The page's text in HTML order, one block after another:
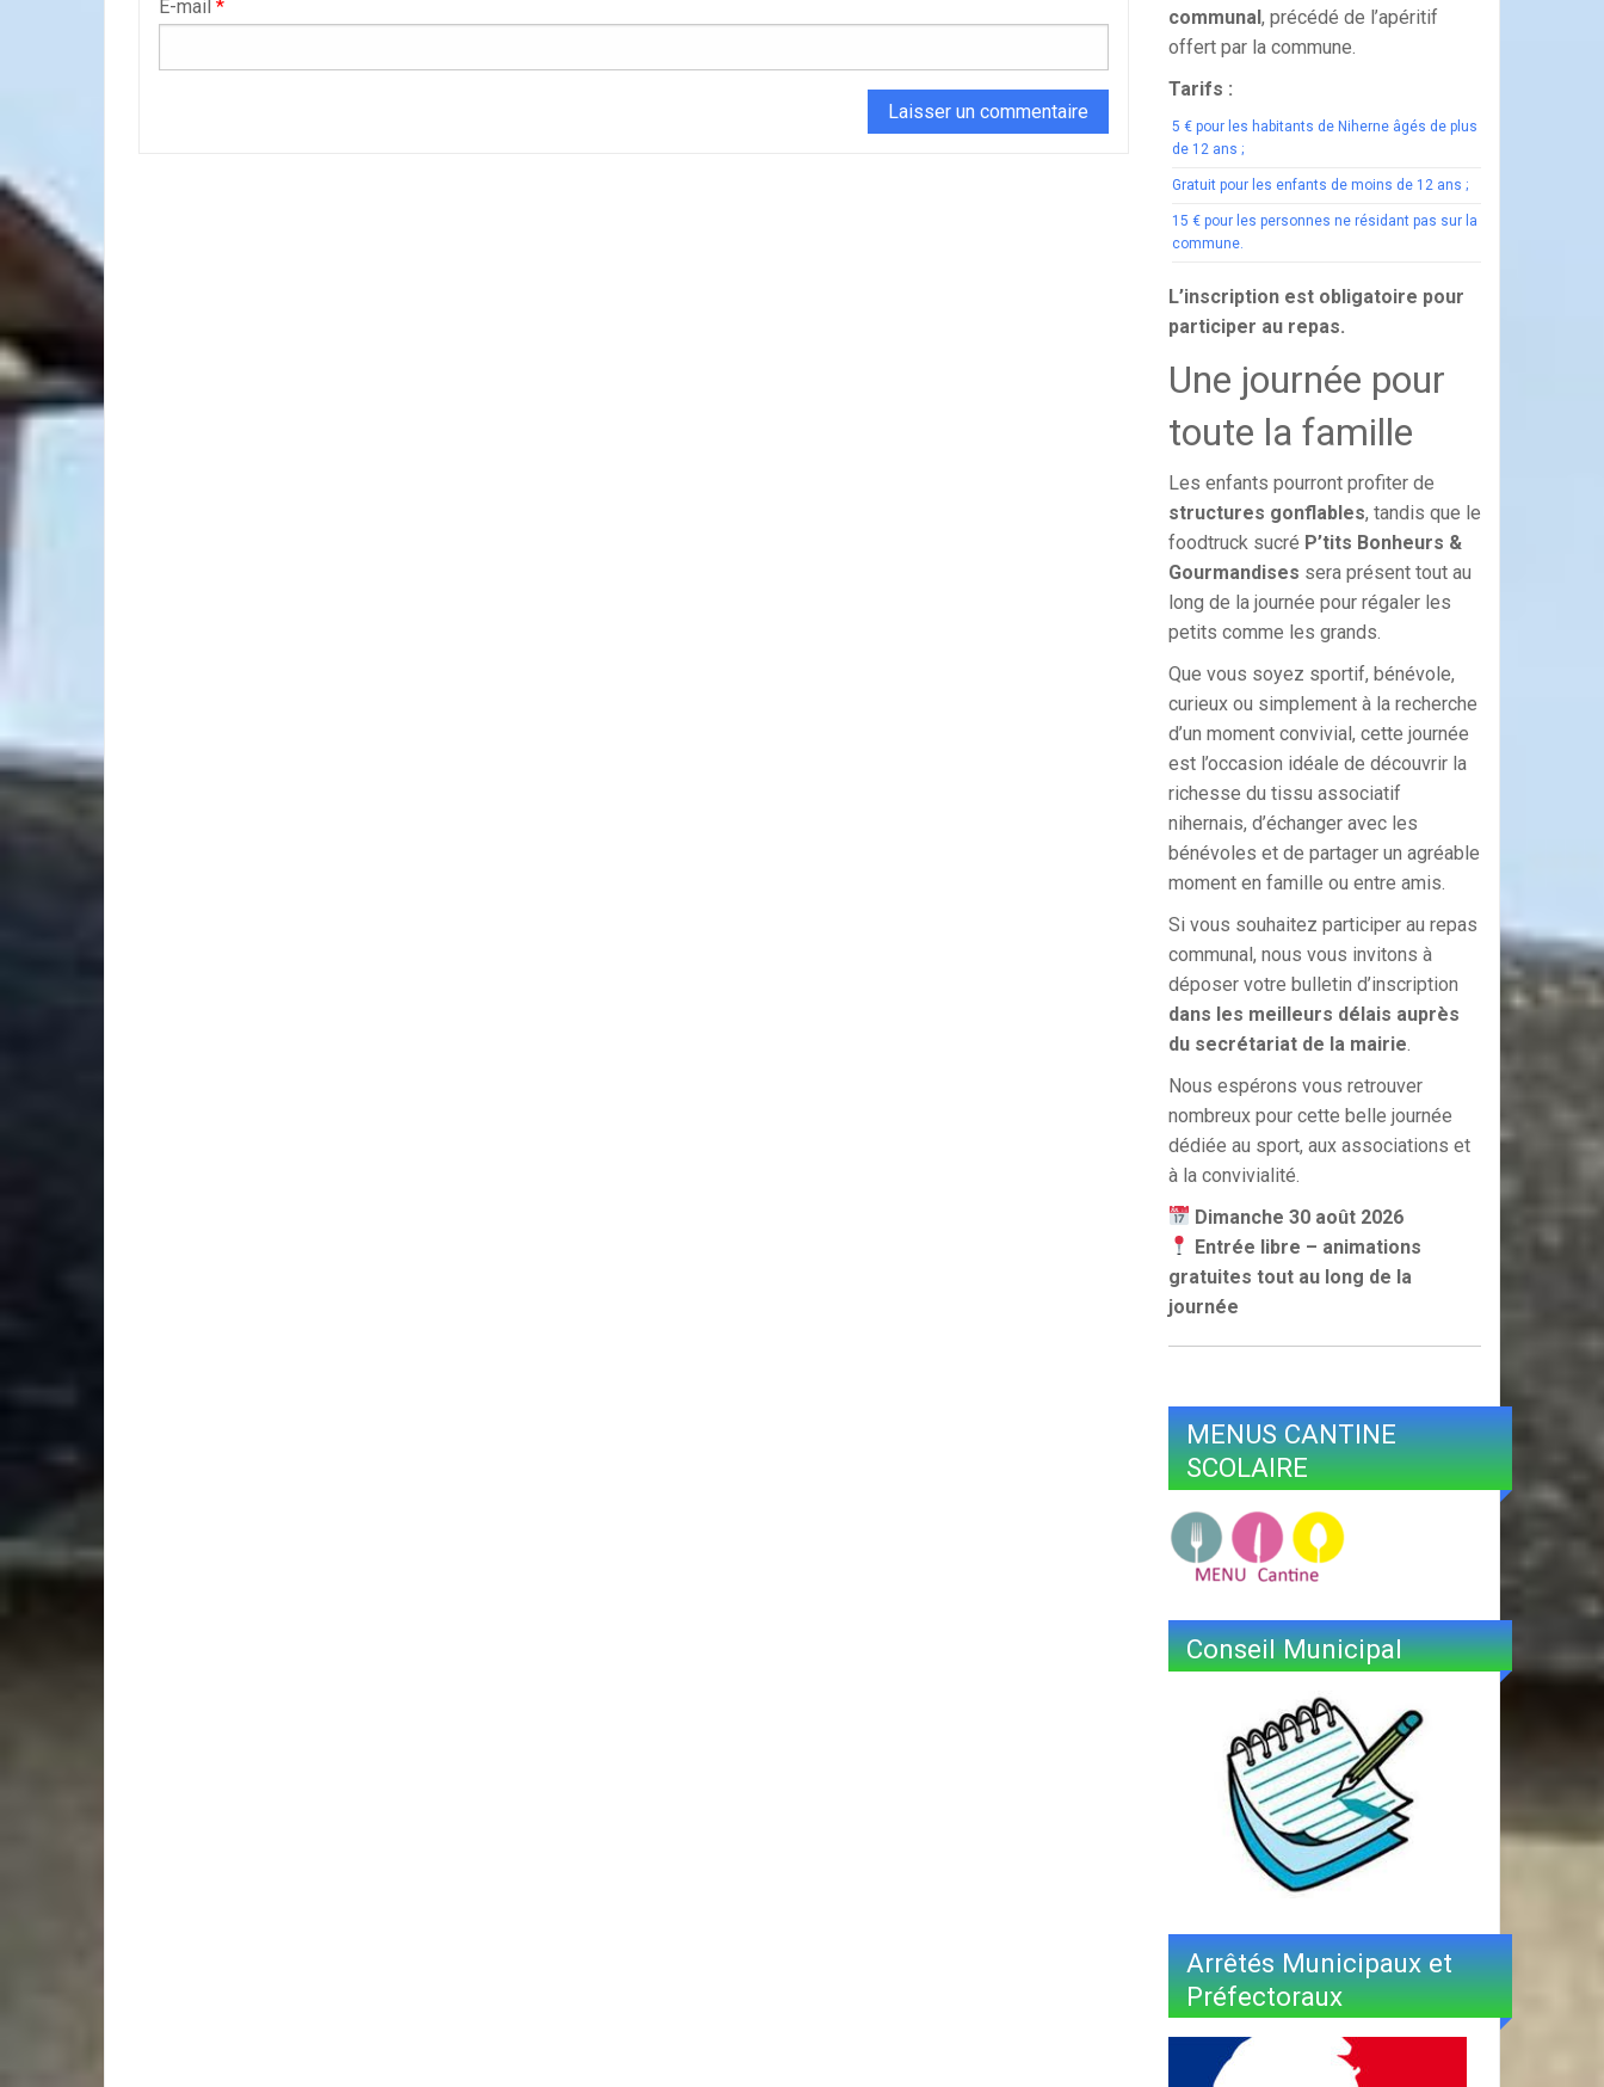
E-mail *
communal, précédé de l’apéritif
offert par la commune.
Tarifs :
5 € pour les habitants de Niherne âgés de plus
de 12 ans ;
Gratuit pour les enfants de moins de 12 ans ;
15 € pour les personnes ne résidant pas sur la
commune.
L’inscription est obligatoire pour
participer au repas.
Une journée pour
toute la famille
Les enfants pourront profiter de
structures gonflables, tandis que le
foodtruck sucré P’tits Bonheurs &
Gourmandises sera présent tout au
long de la journée pour régaler les
petits comme les grands.
Que vous soyez sportif, bénévole,
curieux ou simplement à la recherche
d’un moment convivial, cette journée
est l’occasion idéale de découvrir la
richesse du tissu associatif
nihernais, d’échanger avec les
bénévoles et de partager un agréable
moment en famille ou entre amis.
Si vous souhaitez participer au repas
communal, nous vous invitons à
déposer votre bulletin d’inscription
dans les meilleurs délais auprès
du secrétariat de la mairie.
Nous espérons vous retrouver
nombreux pour cette belle journée
dédiée au sport, aux associations et
à la convivialité.
Dimanche 30 août 2026
Entrée libre – animations
gratuites tout au long de la
journée
MENUS CANTINE
SCOLAIRE
Conseil Municipal
Arrêtés Municipaux et
Préfectoraux